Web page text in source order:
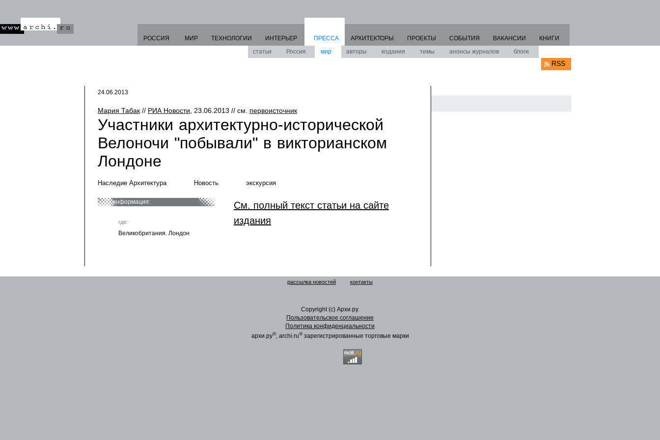
РОССИЯ МИР ТЕХНОЛОГИИ ИНТЕРЬЕР
ПРЕССА
статьи
Россия мир авторы издания темы анонсы журналов блоги
АРХИТЕКТОРЫ ПРОЕКТЫ СОБЫТИЯ ВАКАНСИИ КНИГИ
RSS
24.06.2013
Мария Табак // РИА Новости , 23.06.2013 // см. первоисточник
Участники архитектурно-исторической
Велоночи "побывали" в викторианском
Лондоне
Наследие Архитектура Новость экскурсия
информация:
где:
Великобритания. Лондон
См. полный текст статьи на сайте
издания
рассылка новостей контакты
Copyright (c) Архи.ру.
Пользовательское соглашение
Политика конфиденциальности
архи.ру®, archi.ru®зарегистрированные торговые марки